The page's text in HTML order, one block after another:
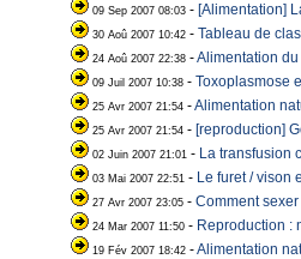
09 Sep 2007 08:03 - [Alimentation]
30 Aoû 2007 10:42 - Tableau de
24 Aoû 2007 22:38 -Alimentation
09 Juil 2007 10:38 - Toxoplasmose
25 Avr 2007 21:54 -Alimentation
25 Avr 2007 21:54 - [reproduction]
02 Juin 2007 21:01 - La transfusion
03 Mai 2007 22:51 - Le furet / vison
27 Avr 2007 23:05 - Comment
24 Mar 2007 11:50 - Reproduction :
19 Fév 2007 18:42 -Alimentation